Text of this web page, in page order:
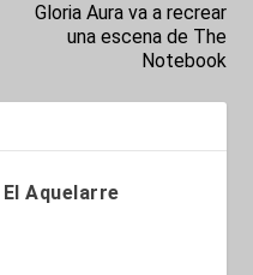
Gloria Aura va a recrear
una escena de The
Notebook
Aquelarre